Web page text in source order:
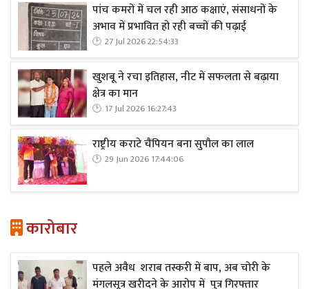
पांच कमरों में चल रही आठ कक्षाएं, संसाधनों के
अभाव में प्रभावित हो रही बच्चों की पढ़ाई
27 Jul 2026 22:54:33
खुशबू ने रचा इतिहास, नीट में सफलता से बढ़ाया
क्षेत्र का मान
17 Jul 2026 16:27:43
राष्ट्रीय कराटे चैंपियन बना सुपौल का लाल
29 Jun 2026 17:44:06
कारोबार
पहले अवैध शराब तस्करी में बाप, अब चोरी के
मंगलसूत्र खरीदने के आरोप में पुत्र गिरफ्तार